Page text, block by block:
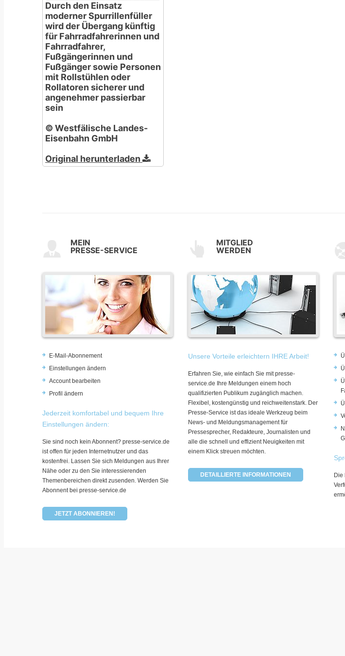
Durch den Einsatz
moderner Spurrillenfüller
wird der Übergang künftig
für Fahrradfahrerinnen und
Fahrradfahrer,
Fußgängerinnen und
Fußgänger sowie Personen
mit Rollstühlen oder
Rollatoren sicherer und
angenehmer passierbar
sein
© Westfälische Landes-
Eisenbahn GmbH
Original herunterladen
MEIN
PRESSE-SERVICE
E-Mail-Abonnement
Einstellungen ändern
Account bearbeiten
Profil ändern
Jederzeit komfortabel und bequem Ihre
Einstellungen ändern:
Sie sind noch kein Abonnent? presse-service.de
ist offen für jeden Internetnutzer und das
kostenfrei. Lassen Sie sich Meldungen aus Ihrer
Nähe oder zu den Sie interessierenden
Themenbereichen direkt zusenden. Werden Sie
Abonnent bei presse-service.de
JETZT ABONNIEREN!
MITGLIED
WERDEN
Unsere Vorteile erleichtern IHRE Arbeit!
Erfahren Sie, wie einfach Sie mit presse-
service.de Ihre Meldungen einem hoch
qualifizierten Publikum zugänglich machen.
Flexibel, kostengünstig und reichweitenstark. Der
Presse-Service ist das ideale Werkzeug beim
News- und Meldungsmanagement für
Pressesprecher, Redakteure, Journalisten und
alle die schnell und effizient Neuigkeiten mit
einem Klick streuen möchten.
DETAILLIERTE INFORMATIONEN
Die